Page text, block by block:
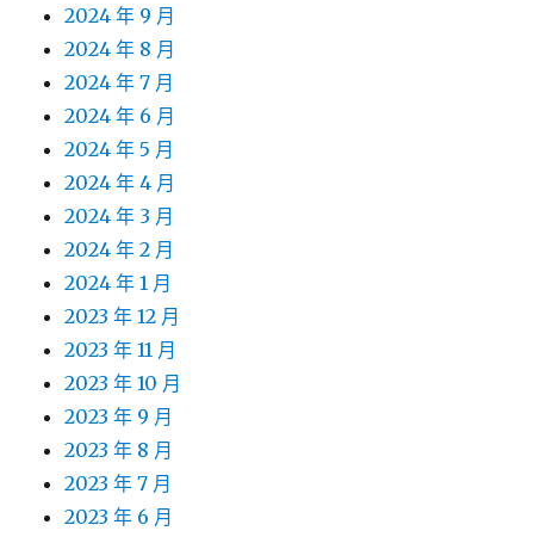
2024 年 9 月
2024 年 8 月
2024 年 7 月
2024 年 6 月
2024 年 5 月
2024 年 4 月
2024 年 3 月
2024 年 2 月
2024 年 1 月
2023 年 12 月
2023 年 11 月
2023 年 10 月
2023 年 9 月
2023 年 8 月
2023 年 7 月
2023 年 6 月